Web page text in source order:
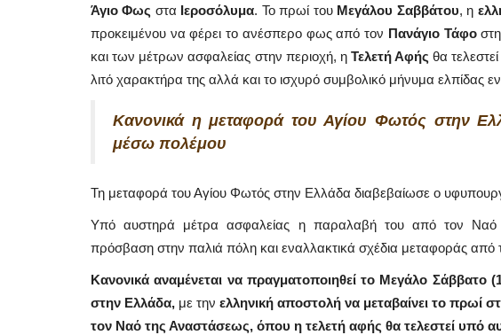
Άγιο Φως στα Ιεροσόλυμα. Το πρωί του Μεγάλου Σαββάτου, η
προκειμένου να φέρει το ανέσπερο φως από τον Πανάγιο Τάφο
και των μέτρων ασφαλείας στην περιοχή, η Τελετή Αφής θα
λιτό χαρακτήρα της αλλά και το ισχυρό συμβολικό μήνυμα ελπίδας
Κανονικά η μεταφορά του Αγίου Φωτός στην
μέσω πολέμου
Τη μεταφορά του Αγίου Φωτός στην Ελλάδα διαβεβαίωσε ο
Υπό αυστηρά μέτρα ασφαλείας η παραλαβή του από τον Ναό
πρόσβαση στην παλιά πόλη και εναλλακτικά σχέδια μεταφοράς
Κανονικά αναμένεται να πραγματοποιηθεί το Μεγάλο Σάββατο
στην Ελλάδα, με την ελληνική αποστολή να μεταβαίνει το πρωί
τον Ναό της Αναστάσεως, όπου η τελετή αφής θα τελεστεί υπό